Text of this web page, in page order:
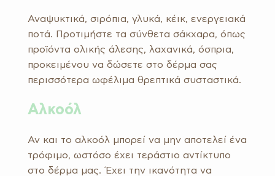
Αναψυκτικά, σιρόπια, γλυκά, κέικ, ενεργειακά
ποτά. Προτιμήστε τα σύνθετα σάκχαρα, όπως
προϊόντα ολικής άλεσης, λαχανικά, όσπρια,
προκειμένου να δώσετε στο δέρμα σας
περισσότερα ωφέλιμα θρεπτικά συσταστικά.
Αλκοόλ
Αν και το αλκοόλ μπορεί να μην αποτελεί ένα
τρόφιμο, ωστόσο έχει τεράστιο αντίκτυπο
στο δέρμα μας. Έχει την ικανότητα να